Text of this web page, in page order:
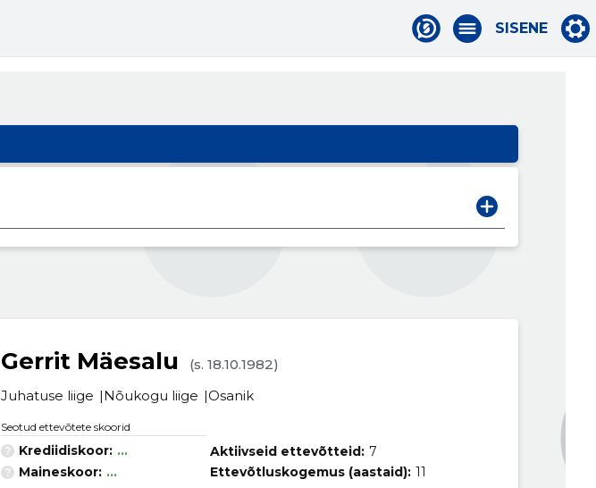
SISENE
Gerrit Mäesalu
(s. 18.10.1982)
Juhatuse liige
Nõukogu liige Osanik
Seotud ettevõtete skoorid
Krediidiskoor: ...
Maineskoor: ...
Aktiivseid ettevõtteid: 7
Ettevõtluskogemus (aastaid): 11